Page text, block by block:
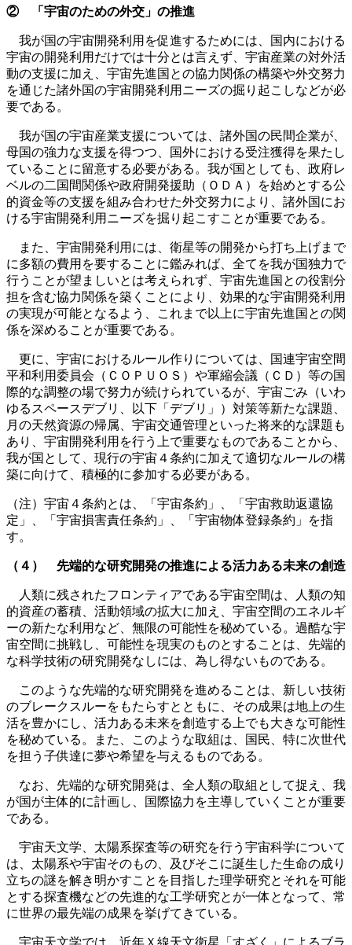
② 「宇宙のための外交」の推進
我が国の宇宙開発利用を促進するためには、国内における
宇宙の開発利用だけでは十分とは言えず、宇宙産業の対外活
動の支援に加え、宇宙先進国との協力関係の構築や外交努力
を通じた諸外国の宇宙開発利用ニーズの掘り起こしなどが必
要である。
我が国の宇宙産業支援については、諸外国の民間企業が、
母国の強力な支援を得つつ、国外における受注獲得を果たし
ていることに留意する必要がある。我が国としても、政府レ
ベルの二国間関係や政府開発援助（ＯＤＡ）を始めとする公
的資金等の支援を組み合わせた外交努力により、諸外国にお
ける宇宙開発利用ニーズを掘り起こすことが重要である。
また、宇宙開発利用には、衛星等の開発から打ち上げまで
に多額の費用を要することに鑑みれば、全てを我が国独力で
行うことが望ましいとは考えられず、宇宙先進国との役割分
担を含む協力関係を築くことにより、効果的な宇宙開発利用
の実現が可能となるよう、これまで以上に宇宙先進国との関
係を深めることが重要である。
更に、宇宙におけるルール作りについては、国連宇宙空間
平和利用委員会（ＣＯＰＵＯＳ）や軍縮会議（ＣＤ）等の国
際的な調整の場で努力が続けられているが、宇宙ごみ（いわ
ゆるスペースデブリ、以下「デブリ」）対策等新たな課題、
月の天然資源の帰属、宇宙交通管理といった将来的な課題も
あり、宇宙開発利用を行う上で重要なものであることから、
我が国として、現行の宇宙４条約に加えて適切なルールの構
築に向けて、積極的に参加する必要がある。
（注）宇宙４条約とは、「宇宙条約」、「宇宙救助返還協
定」、「宇宙損害責任条約」、「宇宙物体登録条約」を指
す。
（４） 先端的な研究開発の推進による活力ある未来の創造
人類に残されたフロンティアである宇宙空間は、人類の知
的資産の蓄積、活動領域の拡大に加え、宇宙空間のエネルギ
ーの新たな利用など、無限の可能性を秘めている。過酷な宇
宙空間に挑戦し、可能性を現実のものとすることは、先端的
な科学技術の研究開発なしには、為し得ないものである。
このような先端的な研究開発を進めることは、新しい技術
のブレークスルーをもたらすとともに、その成果は地上の生
活を豊かにし、活力ある未来を創造する上でも大きな可能性
を秘めている。また、このような取組は、国民、特に次世代
を担う子供達に夢や希望を与えるものである。
なお、先端的な研究開発は、全人類の取組として捉え、我
が国が主体的に計画し、国際協力を主導していくことが重要
である。
宇宙天文学、太陽系探査等の研究を行う宇宙科学について
は、太陽系や宇宙そのもの、及びそこに誕生した生命の成り
立ちの謎を解き明かすことを目指した理学研究とそれを可能
とする探査機などの先進的な工学研究とが一体となって、常
に世界の最先端の成果を挙げてきている。
宇宙天文学では、近年Ｘ線天文衛星「すざく」によるブラ